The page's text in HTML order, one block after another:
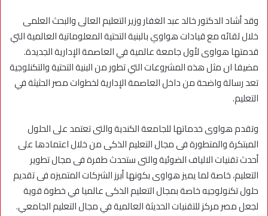
وقد أشاد الدكتور خالد عبد الغفار وزير التعليم العالى والبحث العلمى
خلال لقائه مع قيادات هواوي بالبنية التحتية المعلوماتية العالمية التي
قدمتها هواوى لأول جامعة عالمية في العاصمة الإدارية الجديدة.
مضيفا ان مثل هذه المشروعات التي تطور من البنية التحتية والتكنلوجية
تعد رسالة واضحة من داخل العاصمة الإدارية لخطوات مصر الحثيثة في
التعليم.
وتقدم هواوى خدماتها للجامعة الكندية والتى تعتمد على الحلول
المبتكرة والمتطورة فى مجال التعليم الذكى من خلال اعتمادها على
أحدث تقنيات الالياف الضوئية والتى ستحدث طفرة فى مجال تطوير
التعليم، خاصة لما يميز هواوى بكونها أبرز الشركات المتميزه فى تقديم
حلول تكنولوجيه خاصة بمجال التعليم الذكى عالميا في خطوة قوية
لجعل مصر مركز للتقنيات الحديثة العالمية في مجال التعليم الجامعي.